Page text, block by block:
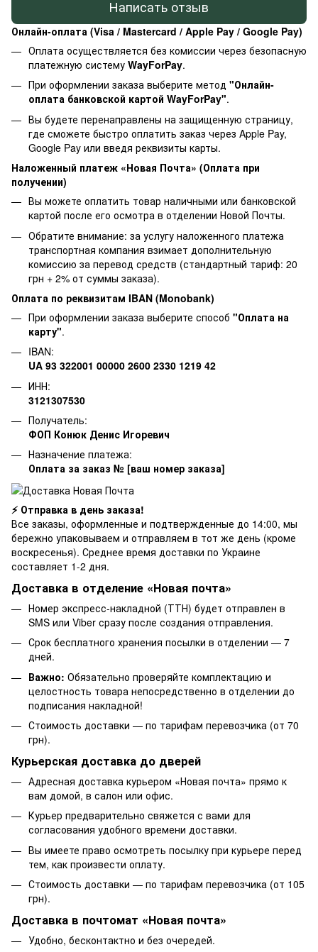
Написать отзыв
Онлайн-оплата (Visa / Mastercard / Apple Pay / Google Pay)
Оплата осуществляется без комиссии через безопасную
платежную систему WayForPay.
При оформлении заказа выберите метод "Онлайн-
оплата банковской картой WayForPay".
Вы будете перенаправлены на защищенную страницу,
где сможете быстро оплатить заказ через Apple Pay,
Google Pay или введя реквизиты карты.
Наложенный платеж «Новая Почта» (Оплата при
получении)
Вы можете оплатить товар наличными или банковской
картой после его осмотра в отделении Новой Почты.
Обратите внимание: за услугу наложенного платежа
транспортная компания взимает дополнительную
комиссию за перевод средств (стандартный тариф: 20
грн + 2% от суммы заказа).
Оплата по реквизитам IBAN (Monobank)
При оформлении заказа выберите способ "Оплата на
карту".
IBAN:
UA 93 322001 00000 2600 2330 1219 42
ИНН:
3121307530
Получатель:
ФОП Конюк Денис Игоревич
Назначение платежа:
Оплата за заказ № [ваш номер заказа]
⚡ Отправка в день заказа!
Все заказы, оформленные и подтвержденные до 14:00, мы
бережно упаковываем и отправляем в тот же день (кроме
воскресенья). Среднее время доставки по Украине
составляет 1-2 дня.
Доставка в отделение «Новая почта»
Номер экспресс-накладной (ТТН) будет отправлен в
SMS или Viber сразу после создания отправления.
Срок бесплатного хранения посылки в отделении — 7
дней.
Важно: Обязательно проверяйте комплектацию и
целостность товара непосредственно в отделении до
подписания накладной!
Стоимость доставки — по тарифам перевозчика (от 70
грн).
Курьерская доставка до дверей
Адресная доставка курьером «Новая почта» прямо к
вам домой, в салон или офис.
Курьер предварительно свяжется с вами для
согласования удобного времени доставки.
Вы имеете право осмотреть посылку при курьере перед
тем, как произвести оплату.
Стоимость доставки — по тарифам перевозчика (от 105
грн).
Доставка в почтомат «Новая почта»
Удобно, бесконтактно и без очередей.